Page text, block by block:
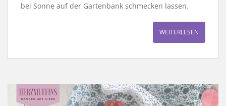
bei Sonne auf der Gartenbank schmecken lassen.
WEITERLESEN